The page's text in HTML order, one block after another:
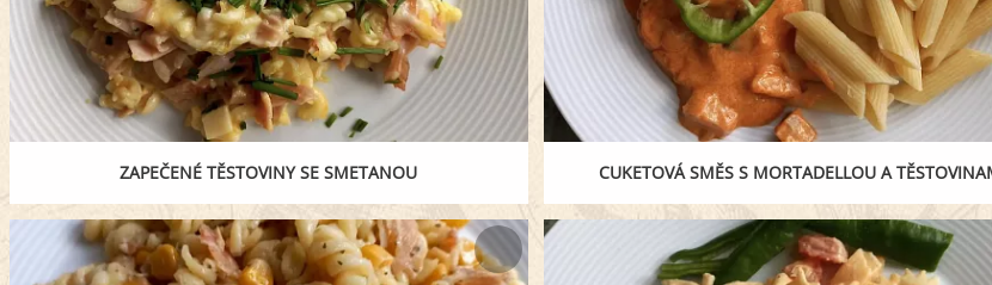
ZAPEČENÉ TĚSTOVINY SE SMETANOU CUKETOVÁ SMĚS S MORTADELLOU A